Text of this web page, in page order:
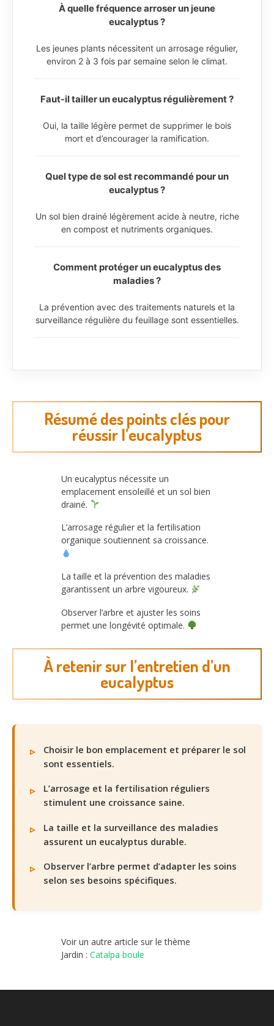
À quelle fréquence arroser un jeune
eucalyptus ?
Les jeunes plants nécessitent un arrosage régulier,
environ 2 à 3 fois par semaine selon le climat.
Faut-il tailler un eucalyptus régulièrement ?
Oui, la taille légère permet de supprimer le bois
mort et d’encourager la ramification.
Quel type de sol est recommandé pour un
eucalyptus ?
Un sol bien drainé légèrement acide à neutre, riche
en compost et nutriments organiques.
Comment protéger un eucalyptus des
maladies ?
La prévention avec des traitements naturels et la
surveillance régulière du feuillage sont essentielles.
Résumé des points clés pour
réussir l’eucalyptus
Un eucalyptus nécessite un
emplacement ensoleillé et un sol bien
drainé.
L’arrosage régulier et la fertilisation
organique soutiennent sa croissance.
La taille et la prévention des maladies
garantissent un arbre vigoureux.
Observer l’arbre et ajuster les soins
permet une longévité optimale.
À retenir sur l’entretien d’un
eucalyptus
Choisir le bon emplacement et préparer le sol
sont essentiels.
L’arrosage et la fertilisation réguliers
stimulent une croissance saine.
La taille et la surveillance des maladies
assurent un eucalyptus durable.
Observer l’arbre permet d’adapter les soins
selon ses besoins spécifiques.
Voir un autre article sur le thème
Jardin : Catalpa boule